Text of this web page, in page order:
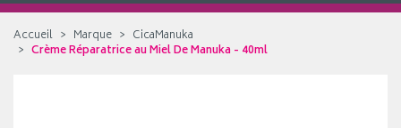
Accueil Marque
CicaManuka
Crème Réparatrice au Miel De Manuka - 40ml